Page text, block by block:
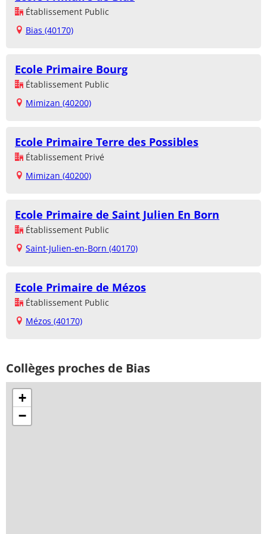
Établissement Public
Bias (40170)
Ecole Primaire Bourg
Établissement Public
Mimizan (40200)
Ecole Primaire Terre des Possibles
Établissement Privé
Mimizan (40200)
Ecole Primaire de Saint Julien En Born
Établissement Public
Saint-Julien-en-Born (40170)
Ecole Primaire de Mézos
Établissement Public
Mézos (40170)
Collèges proches de Bias
+
−